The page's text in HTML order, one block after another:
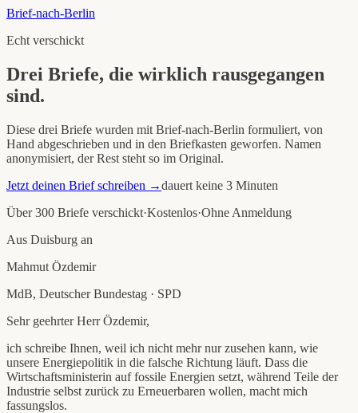
Brief-nach-Berlin
Echt verschickt
Drei Briefe, die wirklich rausgegangen
sind.
Diese drei Briefe wurden mit Brief-nach-Berlin formuliert, von
Hand abgeschrieben und in den Briefkasten geworfen. Namen
anonymisiert, der Rest steht so im Original.
Jetzt deinen Brief schreiben →dauert keine 3 Minuten
Über 300 Briefe verschickt·Kostenlos·Ohne Anmeldung
Aus Duisburg an
Mahmut Özdemir
MdB, Deutscher Bundestag · SPD
Sehr geehrter Herr Özdemir,
ich schreibe Ihnen, weil ich nicht mehr nur zusehen kann, wie
unsere Energiepolitik in die falsche Richtung läuft. Dass die
Wirtschaftsministerin auf fossile Energien setzt, während Teile der
Industrie selbst zurück zu Erneuerbaren wollen, macht mich
fassungslos.